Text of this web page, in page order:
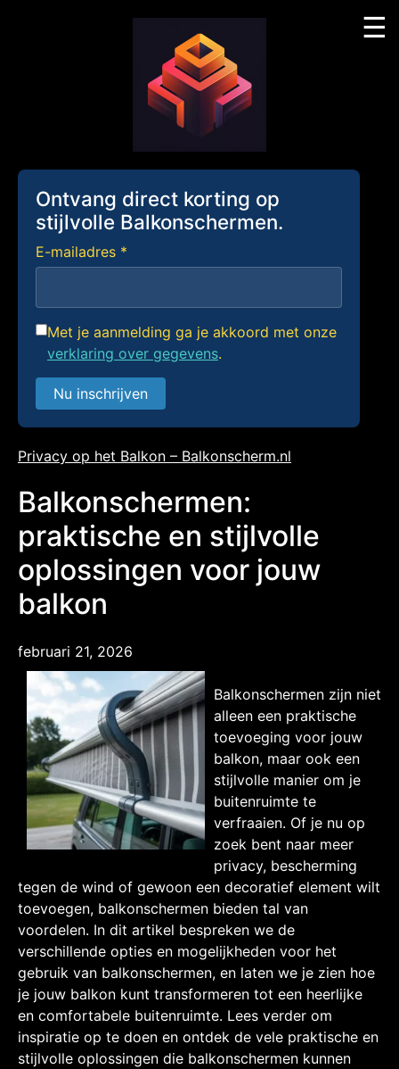
Ontvang direct korting op
stijlvolle Balkonschermen.
E-mailadres *
Met je aanmelding ga je akkoord met onze
verklaring over gegevens.
Nu inschrijven
Privacy op het Balkon – Balkonscherm.nl
☰
Balkonschermen:
praktische en stijlvolle
oplossingen voor jouw
balkon
februari 21, 2026
Balkonschermen zijn niet
alleen een praktische
toevoeging voor jouw
balkon, maar ook een
stijlvolle manier om je
buitenruimte te
verfraaien. Of je nu op
zoek bent naar meer
privacy, bescherming
tegen de wind of gewoon een decoratief element wilt
toevoegen, balkonschermen bieden tal van
voordelen. In dit artikel bespreken we de
verschillende opties en mogelijkheden voor het
gebruik van balkonschermen, en laten we je zien hoe
je jouw balkon kunt transformeren tot een heerlijke
en comfortabele buitenruimte. Lees verder om
inspiratie op te doen en ontdek de vele praktische en
stijlvolle oplossingen die balkonschermen kunnen